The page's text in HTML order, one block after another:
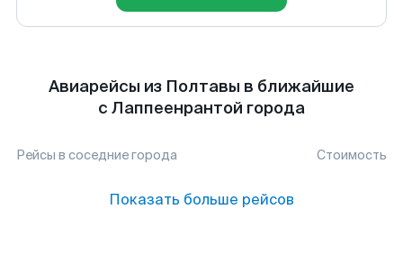
Авиарейсы из Полтавы в ближайшие
с Лаппеенрантой города
Рейсы в соседние города Стоимость
Показать больше рейсов